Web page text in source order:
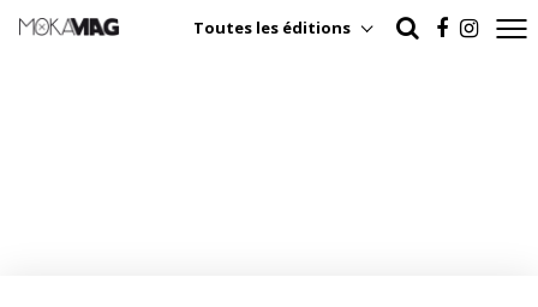
Toutes les éditions